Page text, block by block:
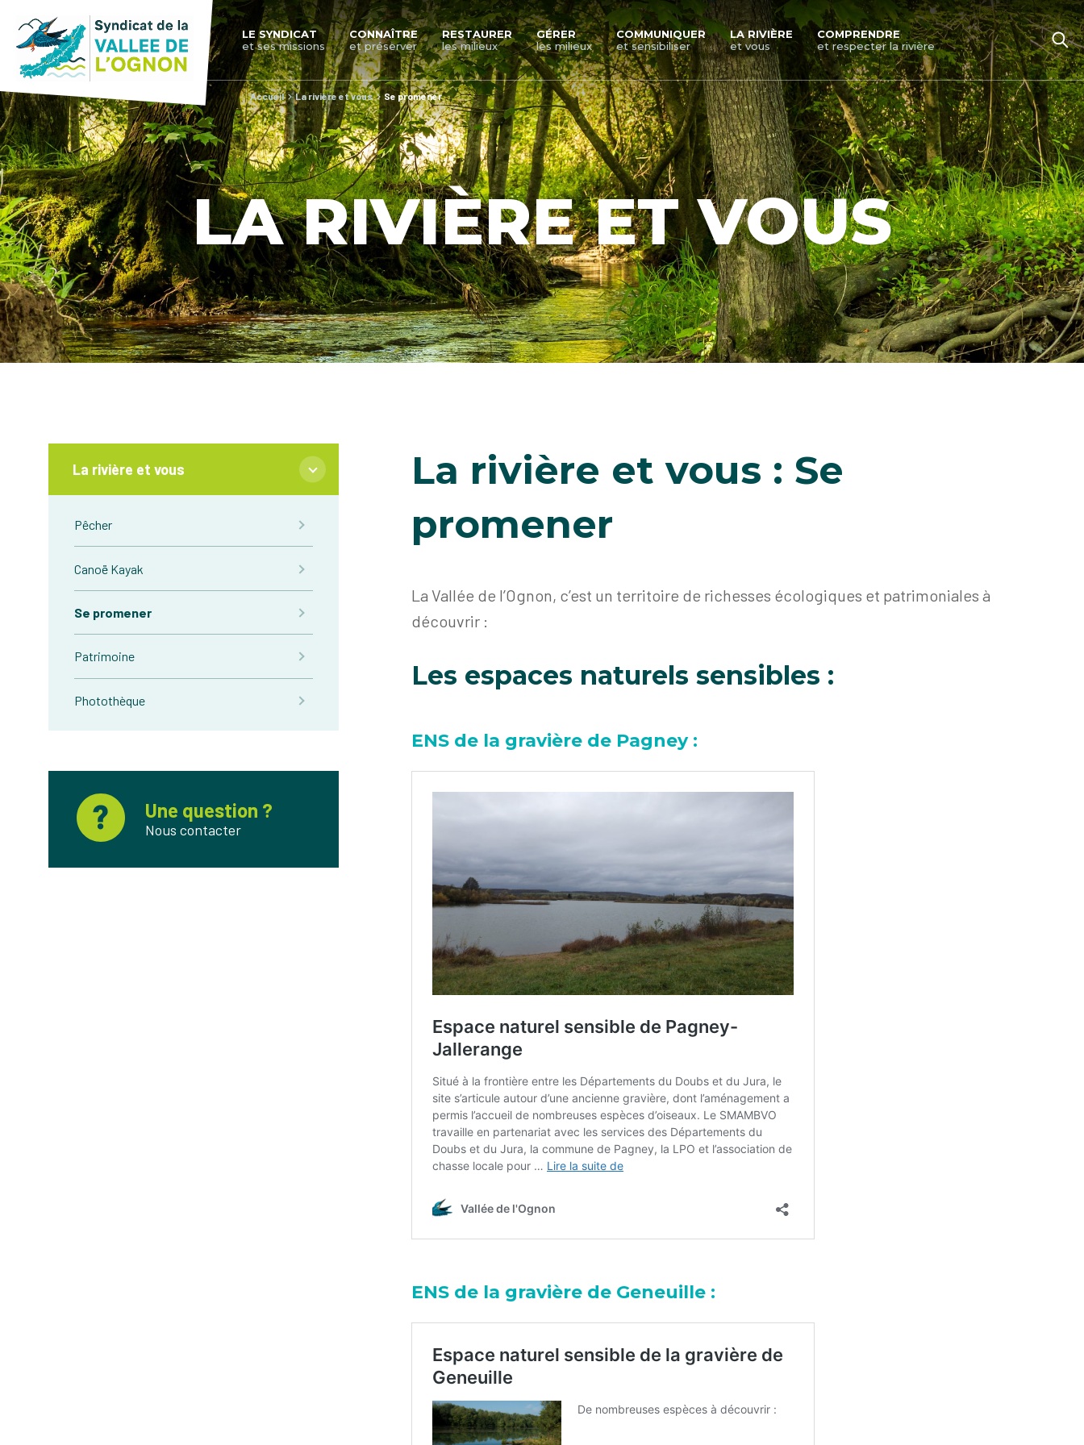
LE SYNDICAT
et ses missions
CONNAÎTRE
et préserver
RESTAURER
les milieux
GÉRER
les milieux
COMMUNIQUER
et sensibiliser
LA RIVIÈRE
et vous
COMPRENDRE
et respecter la rivière
Accueil La rivière et vous Se promener
LA RIVIÈRE ET VOUS
La rivière et vous
Pêcher
Canoë Kayak
Se promener
Patrimoine
Photothèque
Une question ?
Nous contacter
La rivière et vous : Se
promener
La Vallée de l’Ognon, c’est un territoire de richesses écologiques et patrimoniales à
découvrir :
Les espaces naturels sensibles :
ENS de la gravière de Pagney :
ENS de la gravière de Geneuille :